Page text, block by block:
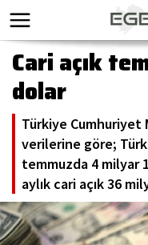
Cari açık
dolar
Türkiye Cumhuriyet
verilerine göre;
temmuzda 4 milyar
aylık cari açık 36